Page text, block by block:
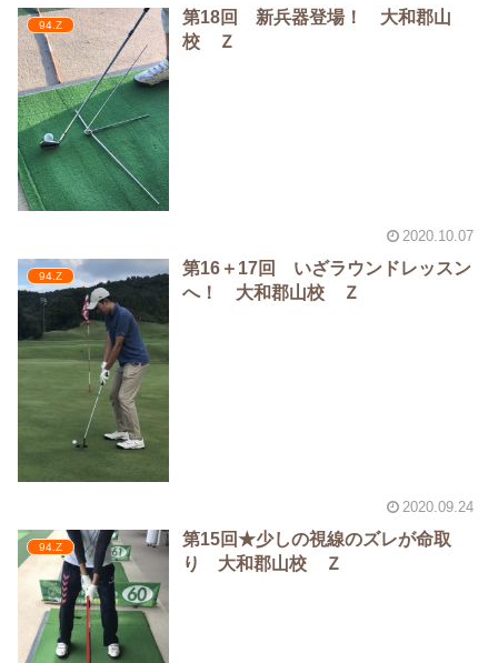
94.Z
第18回 新兵器登場！ 大和郡山
校 Ｚ
2020.10.07
94.Z
第16＋17回 いざラウンドレッスン
へ！ 大和郡山校 Ｚ
2020.09.24
94.Z
第15回★少しの視線のズレが命取
り 大和郡山校 Ｚ